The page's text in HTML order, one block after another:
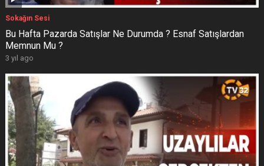
Sokağın Sesi
Bu Hafta Pazarda Satışlar Ne Durumda ? Esnaf Satışlardan
Memnun Mu ?
3 yıl ago